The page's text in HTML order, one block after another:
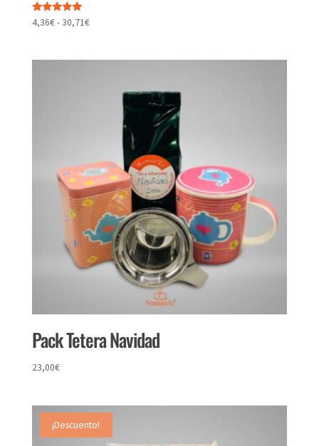
Valorado
con
4,36€-30,71€Rango
Pack Tetera Navidad
23,00€
¡Descuento!